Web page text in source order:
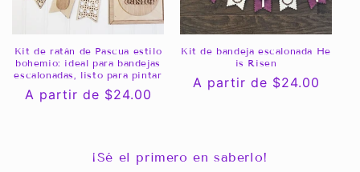
Kit de ratán de Pascua estilo
bohemio: ideal para bandejas
escalonadas, listo para pintar
Precio
A partir de $24.00
Kit de bandeja escalonada He
is Risen
Precio
A partir de $24.00
¡Sé el primero en saberlo!